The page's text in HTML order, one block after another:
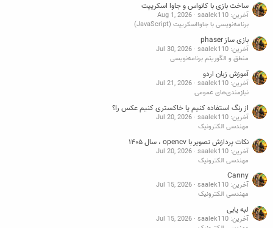
ساخت بازی با کانواس و جاوا اسکریپت
آخرین: saalek110
Aug 1, 2026
برنامه‌نویسی با جاوااسکریپت (JavaScript)
بازی ساز phaser
آخرین: saalek110
Jul 30, 2026
منطق و الگوریتم برنامه‌نویسی
آموزش زبان اردو
آخرین: saalek110
Jul 21, 2026
نیازمندی‌های عمومی
از رنگ استفاده کنیم یا خاکستری کنیم عکس را؟
آخرین: saalek110
Jul 20, 2026
مهندسی الکترونیک
نکات پردازش تصویر با opencv ، سال ۱۴۰۵
آخرین: saalek110
Jul 20, 2026
مهندسی الکترونیک
Canny
آخرین: saalek110
Jul 15, 2026
مهندسی الکترونیک
لبه یابی
آخرین: saalek110
Jul 15, 2026